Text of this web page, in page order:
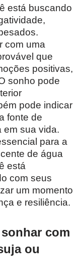
está buscando
com uma
que
positivas,
sonho pode
pode indicar
fonte de
em sua vida.
para a
de água
está
com seus
um momento
e resiliência.
com
ou